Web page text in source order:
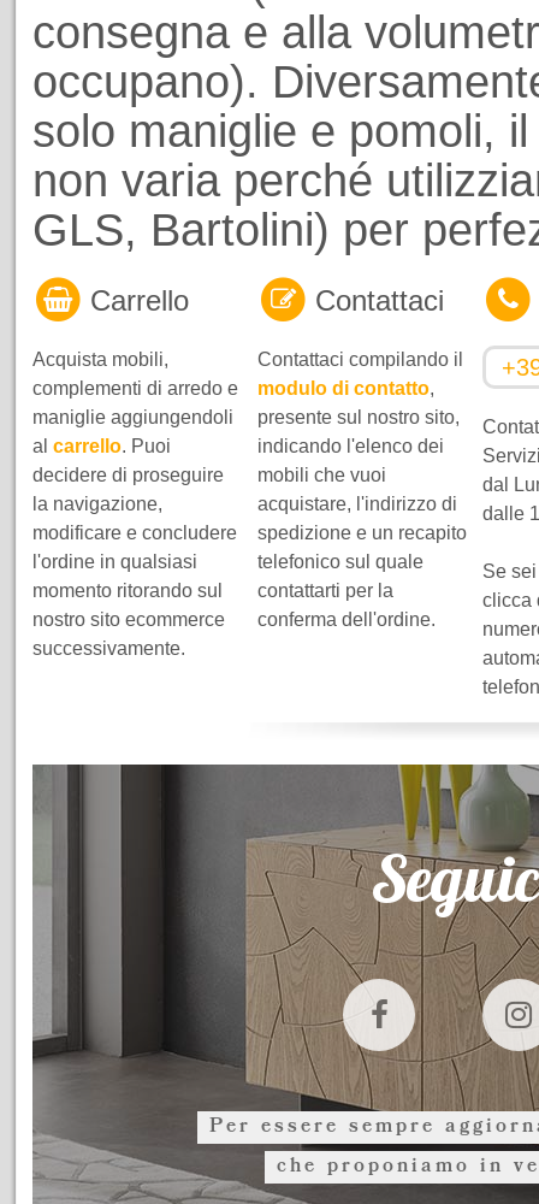
consegna e alla
occupano).
solo maniglie e pomoli,
non varia perché
GLS, Bartolini) per
Carrello
Acquista mobili,
complementi di arredo e
maniglie aggiungendoli
al carrello. Puoi
decidere di proseguire
la navigazione,
modificare e concludere
l'ordine in qualsiasi
momento ritorando sul
nostro sito ecommerce
successivamente.
Contattaci
Contattaci compilando il
modulo di contatto,
presente sul nostro sito,
indicando l'elenco dei
mobili che vuoi
acquistare, l'indirizzo di
spedizione e un recapito
telefonico sul quale
contattarti per la
conferma dell'ordine.
dal
dalle
Se
clicca
Per essere sempre
che proponiamo in